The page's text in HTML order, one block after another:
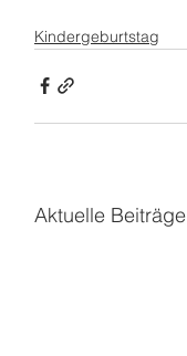
Kindergeburtstag
Aktuelle Beiträge